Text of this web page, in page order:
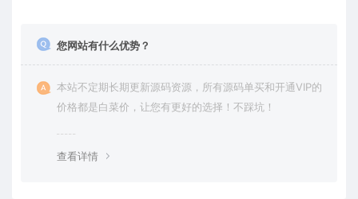
您网站有什么优势？
本站不定期长期更新源码资源，所有源码单买和开通VIP的
价格都是白菜价，让您有更好的选择！不踩坑！
查看详情